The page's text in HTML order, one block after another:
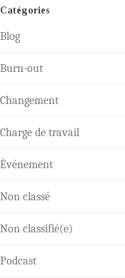
Catégories
Blog
Burn-out
Changement
Charge de travail
Événement
Non classé
Non classifié(e)
Podcast